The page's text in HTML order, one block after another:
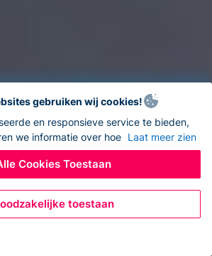
gebruiken wij cookies!
en responsieve service te bieden,
we informatie over hoe Laat meer zien
Cookies Toestaan
toestaan